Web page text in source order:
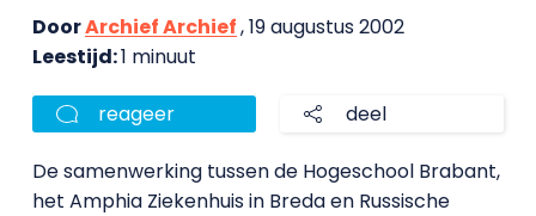
DoorArchief Archief, 19 augustus 2002
Leestijd:1 minuut
reageer deel
De samenwerking tussen de Hogeschool Brabant,
het Amphia Ziekenhuis in Breda en Russische